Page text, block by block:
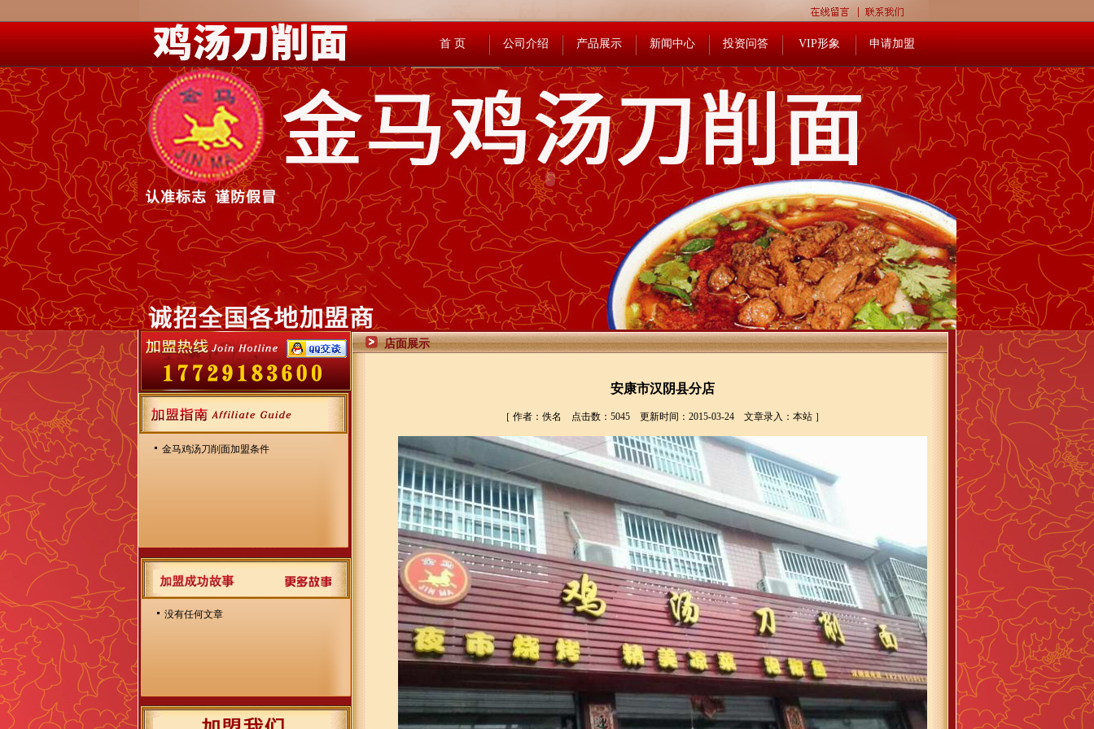
首 页 公司介绍 产品展示 新闻中心 投资问答 VIP形象 申请加盟
金马鸡汤刀削面加盟条件
没有任何文章
店面展示
安康市汉阴县分店
［ 作者：佚名 点击数：5045 更新时间：2015-03-24 文章录入：本站 ］